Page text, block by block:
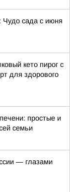
Чудо сада с июня
кето пирог с
для здорового
простые и
семьи
— глазами